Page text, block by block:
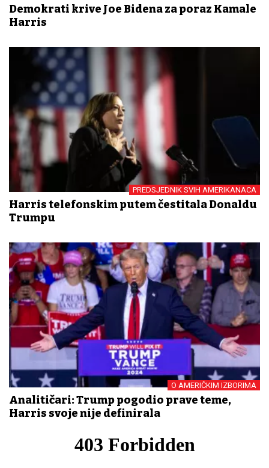
Demokrati krive Joe Bidena za poraz Kamale
Harris
PREDSJEDNIK SVIH AMERIKANACA
Harris telefonskim putem čestitala Donaldu
Trumpu
O AMERIČKIM IZBORIMA
Analitičari: Trump pogodio prave teme,
Harris svoje nije definirala